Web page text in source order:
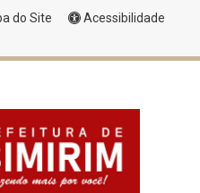
do Site
Acessibilidade